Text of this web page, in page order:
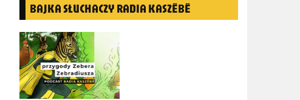
BAJKA SŁUCHACZY RADIA KASZËBË